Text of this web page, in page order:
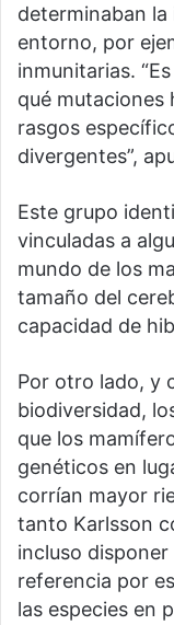
determinaban
entorno, por
inmunitarias.
qué mutaciones
rasgos
divergentes”,
Este grupo
vinculadas a
mundo de los
tamaño del
capacidad de
Por otro lado, y
biodiversidad,
que los
genéticos en
corrían mayor
tanto Karlsson
incluso
referencia por
las especies en